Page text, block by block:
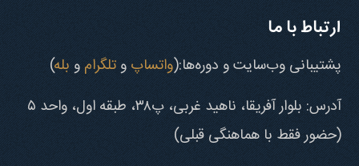
ارتباط با ما
پشتیبانی وب‌سایت و دوره‌ها:(واتساپ وتلگرام و بله)
آدرس: بلوار آفریقا، ناهید غربی، پ۳۸، طبقه اول، واحد ۵
(حضور فقط با هماهنگی قبلی)